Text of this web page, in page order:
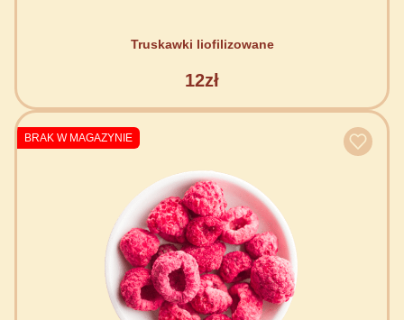
Truskawki liofilizowane
12zł
BRAK W MAGAZYNIE